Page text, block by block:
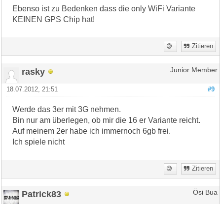
Ebenso ist zu Bedenken dass die only WiFi Variante
KEINEN GPS Chip hat!
Zitieren
rasky Junior Member
#9
18.07.2012, 21:51
Werde das 3er mit 3G nehmen.
Bin nur am überlegen, ob mir die 16 er Variante reicht.
Auf meinem 2er habe ich immernoch 6gb frei.
Ich spiele nicht
Zitieren
Patrick83 Ösi Bua